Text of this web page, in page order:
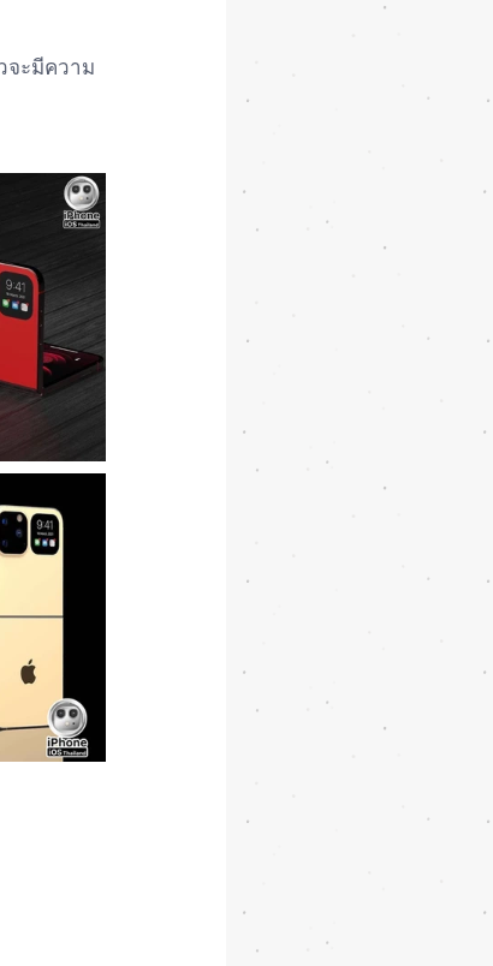
จะมีความ